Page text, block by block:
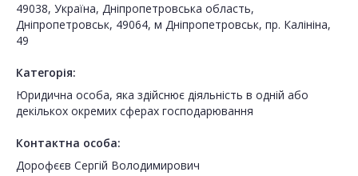
49038, Україна, Дніпропетровська область,
Дніпропетровськ, 49064, м Дніпропетровськ, пр. Калiнiна,
49
Категорія:
Юридична особа, яка здійснює діяльність в одній або
декількох окремих сферах господарювання
Контактна особа:
Дорофєєв Сергій Володимирович